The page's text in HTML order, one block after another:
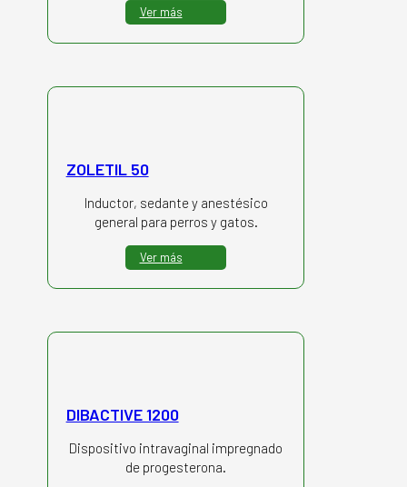
Ver más
ZOLETIL 50
Inductor, sedante y anestésico
general para perros y gatos.
Ver más
DIBACTIVE 1200
Dispositivo intravaginal impregnado
de progesterona.